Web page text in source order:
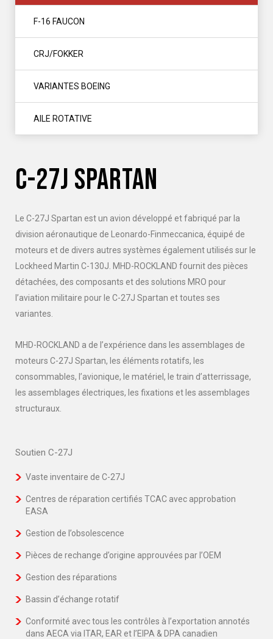
F-16 FAUCON
CRJ/FOKKER
VARIANTES BOEING
AILE ROTATIVE
C-27J SPARTAN
Le C-27J Spartan est un avion développé et fabriqué par la
division aéronautique de Leonardo-Finmeccanica, équipé de
moteurs et de divers autres systèmes également utilisés sur le
Lockheed Martin C-130J. MHD-ROCKLAND fournit des pièces
détachées, des composants et des solutions MRO pour
l’aviation militaire pour le C-27J Spartan et toutes ses
variantes.
MHD-ROCKLAND a de l’expérience dans les assemblages de
moteurs C-27J Spartan, les éléments rotatifs, les
consommables, l’avionique, le matériel, le train d’atterrissage,
les assemblages électriques, les fixations et les assemblages
structuraux.
Soutien C-27J
Vaste inventaire de C-27J
Centres de réparation certifiés TCAC avec approbation
EASA
Gestion de l’obsolescence
Pièces de rechange d’origine approuvées par l’OEM
Gestion des réparations
Bassin d’échange rotatif
Conformité avec tous les contrôles à l’exportation annotés
dans AECA via ITAR, EAR et l’EIPA & DPA canadien